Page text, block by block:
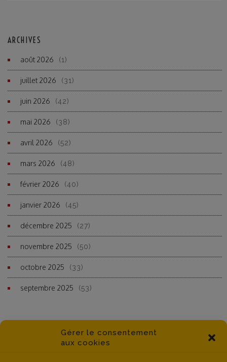
Gérer le consentement
aux cookies
ARCHIVES
août 2026 (1)
juillet 2026 (31)
juin 2026 (42)
mai 2026 (38)
avril 2026 (52)
mars 2026 (48)
février 2026 (40)
janvier 2026 (45)
décembre 2025 (27)
novembre 2025 (50)
octobre 2025 (33)
septembre 2025 (53)